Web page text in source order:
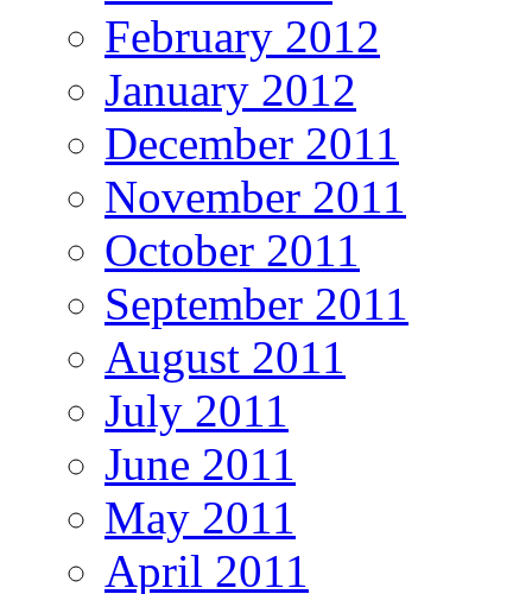
February 2012
January 2012
December 2011
November 2011
October 2011
September 2011
August 2011
July 2011
June 2011
May 2011
April 2011